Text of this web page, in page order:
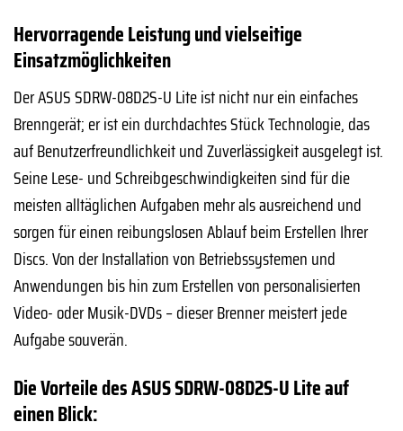
Hervorragende Leistung und vielseitige
Einsatzmöglichkeiten
Der ASUS SDRW-08D2S-U Lite ist nicht nur ein einfaches
Brenngerät; er ist ein durchdachtes Stück Technologie, das
auf Benutzerfreundlichkeit und Zuverlässigkeit ausgelegt ist.
Seine Lese- und Schreibgeschwindigkeiten sind für die
meisten alltäglichen Aufgaben mehr als ausreichend und
sorgen für einen reibungslosen Ablauf beim Erstellen Ihrer
Discs. Von der Installation von Betriebssystemen und
Anwendungen bis hin zum Erstellen von personalisierten
Video- oder Musik-DVDs – dieser Brenner meistert jede
Aufgabe souverän.
Die Vorteile des ASUS SDRW-08D2S-U Lite auf
einen Blick: